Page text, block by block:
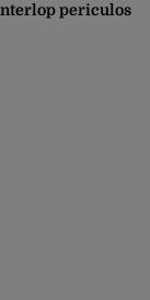
periculos